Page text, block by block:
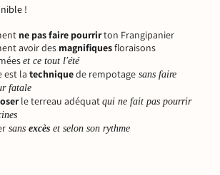
!
ne pas faire pourrirton Frangipanier
avoir des magnifiquesfloraisons
et ce tout l'été
est la techniquede rempotage sans faire
fatale
le terreau adéquat qui ne fait pas pourrir
sans excès et selon son rythme